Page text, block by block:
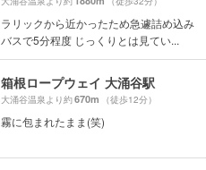
ラリックから近かったため急遽詰め込み
バスで5分程度 じっくりとは見てい...
箱根ロープウェイ 大涌谷駅
大涌谷温泉より約670m （徒歩12分）
霧に包まれたまま(笑)